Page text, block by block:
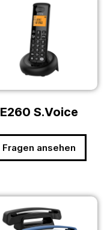
E260 S.Voice
Fragen ansehen